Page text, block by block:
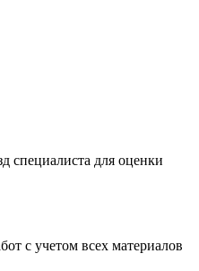
специалиста для оценки
с учетом всех материалов